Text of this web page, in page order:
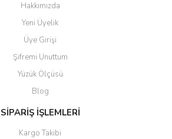
Hakkımızda
Yeni Üyelik
Üye Girişi
Şifremi Unuttum
Yüzük Ölçüsü
Blog
SİPARİŞ İŞLEMLERİ
Kargo Takibi